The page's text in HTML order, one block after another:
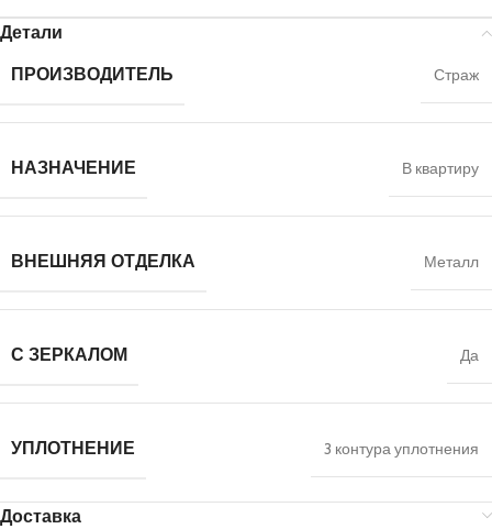
Детали
ПРОИЗВОДИТЕЛЬ
Страж
НАЗНАЧЕНИЕ В квартиру
ВНЕШНЯЯ ОТДЕЛКА Металл
С ЗЕРКАЛОМ Да
УПЛОТНЕНИЕ 3 контура уплотнения
Доставка